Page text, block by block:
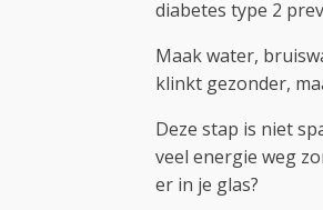
diabetes type 2
Maak water,
klinkt gezonder,
Deze stap is niet
veel energie weg
er in je glas?